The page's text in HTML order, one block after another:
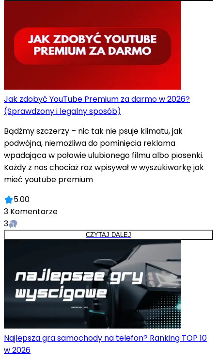
Jak zdobyć YouTube Premium za darmo w 2026?
(Sprawdzony i legalny sposób)
Bądźmy szczerzy – nic tak nie psuje klimatu, jak
podwójna, niemożliwa do pominięcia reklama
wpadająca w połowie ulubionego filmu albo piosenki.
Każdy z nas chociaż raz wpisywał w wyszukiwarkę jak
mieć youtube premium
5.00
3 Komentarze
3
CZYTAJ DALEJ
Najlepsza gra samochody na telefon? Ranking TOP 10
w 2026